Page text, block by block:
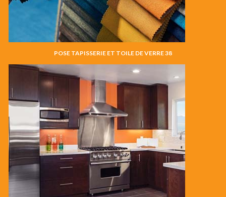
POSE TAPISSERIE ET TOILE DE VERRE 38